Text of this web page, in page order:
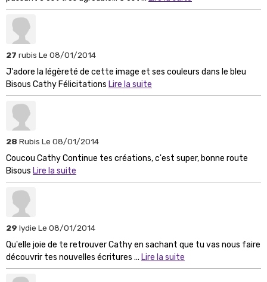
27 rubis Le 08/01/2014
J'adore la légèreté de cette image et ses couleurs dans le bleu
Bisous Cathy Félicitations Lire la suite
28 Rubis Le 08/01/2014
Coucou Cathy Continue tes créations, c'est super, bonne route
Bisous Lire la suite
29 lydie Le 08/01/2014
Qu'elle joie de te retrouver Cathy en sachant que tu vas nous faire
découvrir tes nouvelles écritures ... Lire la suite